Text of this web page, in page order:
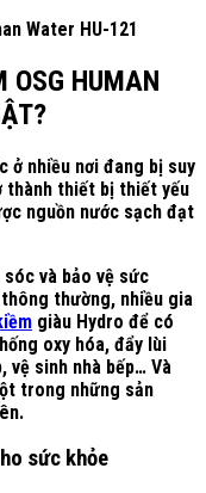
Water HU-121
OSG HUMAN
ở nhiều nơi đang bị suy
thành thiết bị thiết yếu
nguồn nước sạch đạt
và bảo vệ sức
thường, nhiều gia
giàu Hydro để có
oxy hóa, đẩy lùi
vệ sinh nhà bếp… Và
trong những sản
sức khỏe